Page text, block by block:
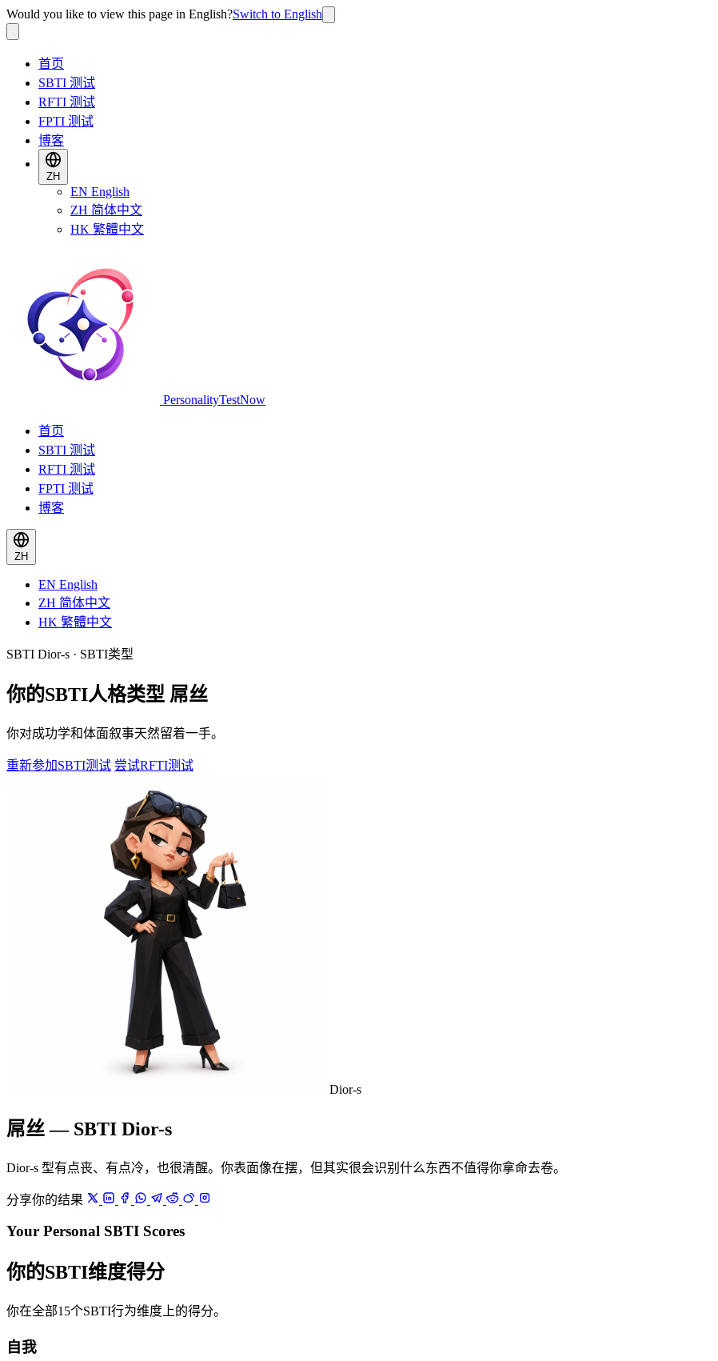
Would you like to view this page in English?Switch to English
首页
SBTI 测试
RFTI 测试
FPTI 测试
博客
ZH
EN English
ZH 简体中文
HK 繁體中文
PersonalityTestNow
首页
SBTI 测试
RFTI 测试
FPTI 测试
博客
ZH
EN English
ZH 简体中文
HK 繁體中文
SBTI Dior-s · SBTI类型
你的SBTI人格类型 屌丝
你对成功学和体面叙事天然留着一手。
重新参加SBTI测试 尝试RFTI测试
Dior-s
屌丝 — SBTI Dior-s
Dior-s 型有点丧、有点冷，也很清醒。你表面像在摆，但其实很会识别什么东西不值得你拿命去卷。
分享你的结果
Your Personal SBTI Scores
你的SBTI维度得分
你在全部15个SBTI行为维度上的得分。
自我